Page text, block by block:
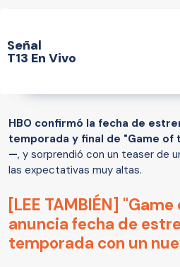
Señal
T13 En Vivo
HBO confirmó la fecha de
temporada y final de "Game of
—, y sorprendió con un teaser de
las expectativas muy altas.
[LEE TAMBIÉN]
anuncia fecha de
temporada con un